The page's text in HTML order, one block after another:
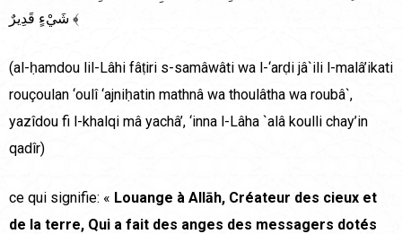
شَيْءٍ قَدِيرٌ‌ ﴾
(al-ḥamdou lil-Lâhi fâṭiri s-samâwâti wa l-‘arḍi jâ`ili l-malâ’ikati
rouçoulan ‘oulî ‘ajniḥatin mathnâ wa thoulâtha wa roubâ`,
yazîdou fi l-khalqi mâ yachâ’, ‘inna l-Lâha `alâ koulli chay’in
qadîr)
ce qui signifie: « Louange à Allāh, Créateur des cieux et
de la terre, Qui a fait des anges des messagers dotés